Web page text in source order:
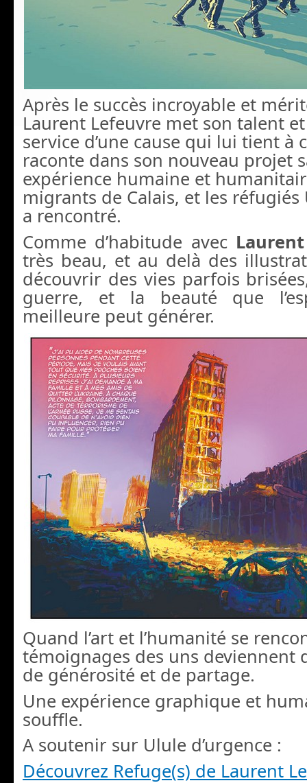
Après le succès incroyable et
Laurent Lefeuvre met son talent
service d’une cause qui lui tient
raconte dans son nouveau projet
expérience humaine et
migrants de Calais, et les réfugiés
a rencontré.
Comme d’habitude avec
très beau, et au delà des
découvrir des vies parfois
guerre, et la beauté que
meilleure peut générer.
Quand l’art et l’humanité se
témoignages des uns deviennent
de générosité et de partage.
Une expérience graphique et
souffle.
A soutenir sur Ulule d’urgence :
Découvrez Refuge(s) de Laurent